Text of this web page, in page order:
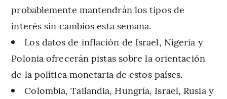
probablemente mantendrán los tipos de
interés sin cambios esta semana.
Los datos de inflación de Israel, Nigeria y
Polonia ofrecerán pistas sobre la orientación
de la política monetaria de estos países.
Colombia, Tailandia, Hungría, Israel, Rusia y